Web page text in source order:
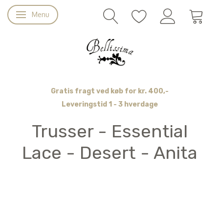
Skifte navigation
Menu
Gratis fragt ved køb for kr. 400,-
Leveringstid 1 - 3 hverdage
Trusser - Essential
Lace - Desert - Anita